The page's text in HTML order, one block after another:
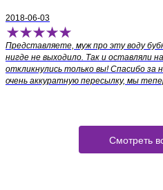
2018-06-03
Представляете, муж про эту воду
нигде не выходило. Так и оставляли
откликнулись только вы! Спасибо
очень аккуратную пересылку, мы
Смотреть